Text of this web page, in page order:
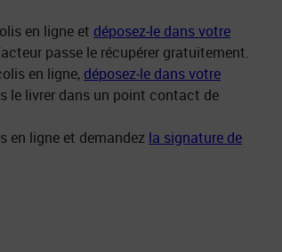
en ligne et déposez-le dans votre
passe le récupérer gratuitement.
en ligne, déposez-le dans votre
le livrer dans un point contact de
en ligne et demandez la signature de